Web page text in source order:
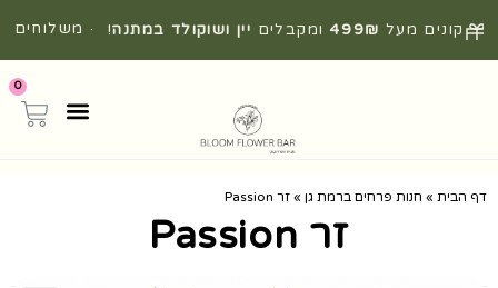
קונים מעל 499₪ ומקבלים יין ושוקולד במתנה! · משלוחים
0
דף הבית » חנות פרחים ברמת גן » זר Passion
זר Passion